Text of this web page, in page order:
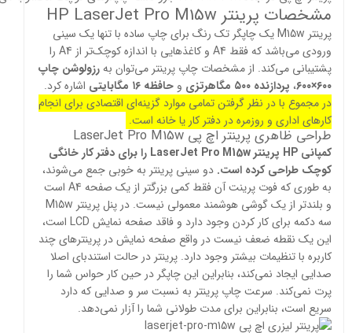
مشخصات پرینتر HP LaserJet Pro M15w
پرینتر M15w یک چاپگر تک رنگ برای چاپ ساده با تنها یک سینی
ورودی می‌باشد که فقط A4 و کاغذهایی با اندازه‌ کوچک‌تر از A4 را
پشتیبانی می‌کند. از مشخصات چاپ پرینتر می‌توان بهرزولوشن چاپ
۶۰۰×۶۰۰
، پردازنده ۵۰۰ مگاهرتزی و حافظه ۱۶ مگابایتی
اشاره کرد.
در مجموع با در نظر گرفتن تمامی موارد گزینه‌ای اقتصادی برای انجام
کارهای اداری و روزمره در دفتر کار یا خانه است.
طراحی ظاهری پرینتر اچ پی LaserJet Pro M15w
کمپانی HP پرینتر LaserJet Pro M15w را برای دفتر کار خانگی
کوچک طراحی کرده است. دو سینی پرینتر به خوبی جمع می‌شوند،
به طوری که فوت پرینت آن فقط کمی بزرگتر از یک صفحه A4 است
و بلندتر از یک گوشی هوشمند معمولی نیست. در پنل پرینتر M15w
سه دکمه برای کار کردن وجود دارد و فاقد صفحه نمایش LCD است،
این یک نقطه ضعف نیست در واقع صفحه نمایش در پرینتر‌های چند
کاربره با تنظیمات بیشتر وجود دارد. پرینتر در حالت استندبای اصلا
صدایی ایجاد نمی‌کند، بنابراین این چاپگر در حین کار حواس شما را
پرت نمی‌کند. سرعت چاپ پرینتر به نسبت سر و صدایی که دارد
سریع است، بنابراین برای مدت طولانی شما را آزار نمی‌دهد.